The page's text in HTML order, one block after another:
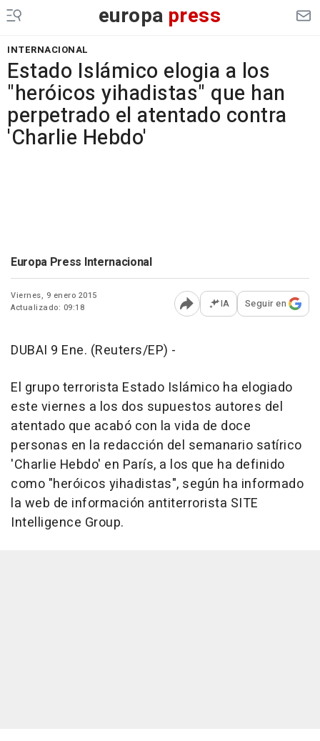
europa press
INTERNACIONAL
Estado Islámico elogia a los
"heróicos yihadistas" que han
perpetrado el atentado contra
'Charlie Hebdo'
Europa Press Internacional
Viernes, 9 enero 2015
Actualizado: 09:18
Abrir opciones para
IA Seguir en
DUBAI 9 Ene. (Reuters/EP) -
El grupo terrorista Estado Islámico ha elogiado
este viernes a los dos supuestos autores del
atentado que acabó con la vida de doce
personas en la redacción del semanario satírico
'Charlie Hebdo' en París, a los que ha definido
como "heróicos yihadistas", según ha informado
la web de información antiterrorista SITE
Intelligence Group.